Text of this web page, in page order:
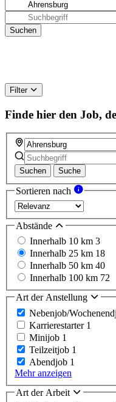
Filter
Finde hier den Job,
Suchen Suche
Sortieren nach
Abstände
Innerhalb 10 km 3
Innerhalb 25 km 18
Innerhalb 50 km 40
Innerhalb 100 km 72
Art der Anstellung
Nebenjob/
Karrierestarter 1
Minijob 1
Teilzeitjob 1
Abendjob 1
Mehr anzeigen
Art der Arbeit